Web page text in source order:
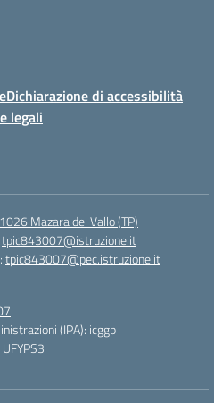
Dichiarazione di accessibilità
legali
Mazara del Vallo (TP)
tpic843007@istruzione.it
tpic843007@pec.istruzione.it
(IPA): icggp